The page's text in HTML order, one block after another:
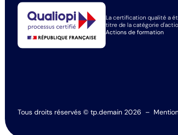
La certification qualité a
titre de la catégorie
Actions de formation
Tous droits réservés © tp.demain 2026 –